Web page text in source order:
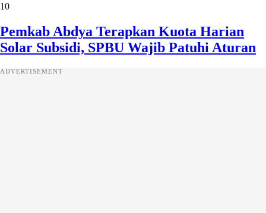
10
Pemkab Abdya Terapkan Kuota Harian
Solar Subsidi, SPBU Wajib Patuhi Aturan
ADVERTISEMENT